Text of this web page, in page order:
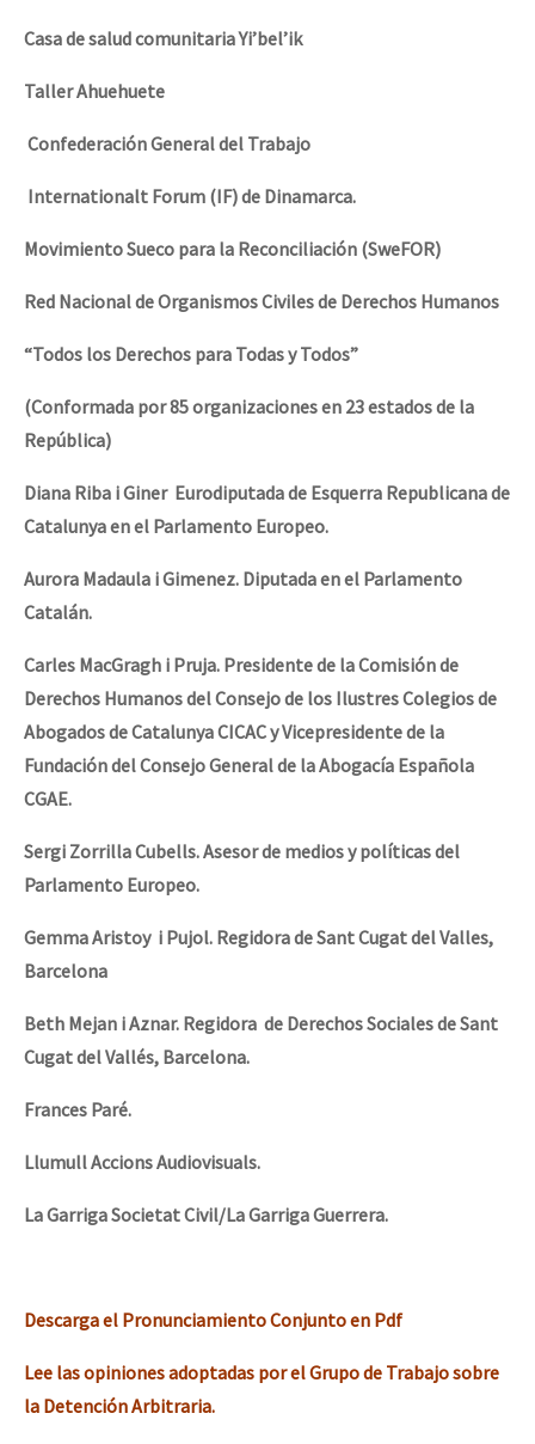
Casa de salud comunitaria Yi’bel’ik
Taller Ahuehuete
Confederación General del Trabajo
Internationalt Forum (IF) de Dinamarca.
Movimiento Sueco para la Reconciliación (SweFOR)
Red Nacional de Organismos Civiles de Derechos Humanos
“Todos los Derechos para Todas y Todos”
(Conformada por 85 organizaciones en 23 estados de la
República)
Diana Riba i Giner Eurodiputada de Esquerra Republicana de
Catalunya en el Parlamento Europeo.
Aurora Madaula i Gimenez. Diputada en el Parlamento
Catalán.
Carles MacGragh i Pruja. Presidente de la Comisión de
Derechos Humanos del Consejo de los Ilustres Colegios de
Abogados de Catalunya CICAC y Vicepresidente de la
Fundación del Consejo General de la Abogacía Española
CGAE.
Sergi Zorrilla Cubells. Asesor de medios y políticas del
Parlamento Europeo.
Gemma Aristoy i Pujol. Regidora de Sant Cugat del Valles,
Barcelona
Beth Mejan i Aznar. Regidora de Derechos Sociales de Sant
Cugat del Vallés, Barcelona.
Frances Paré.
Llumull Accions Audiovisuals.
La Garriga Societat Civil/La Garriga Guerrera.
Descarga el Pronunciamiento Conjunto en Pdf
Lee las opiniones adoptadas por el Grupo de Trabajo sobre
la Detención Arbitraria.